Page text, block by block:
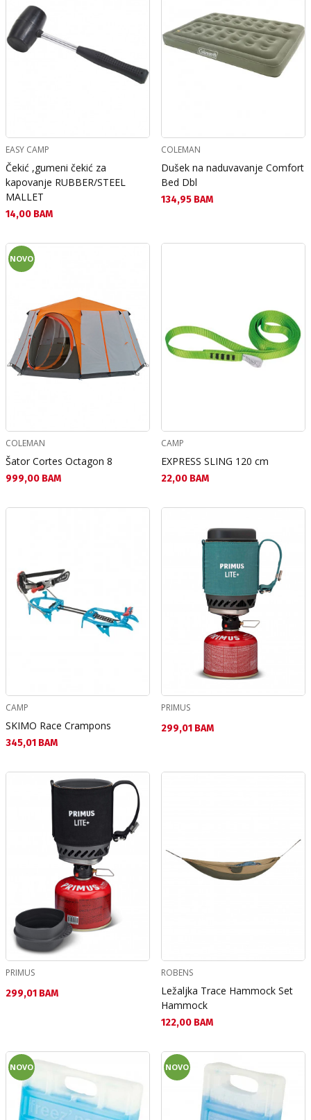
EASY CAMP
Čekić ,gumeni čekić za
kapovanje RUBBER/STEEL
MALLET
Текуща цена:
14,00 BAM
COLEMAN
Dušek na naduvavanje Comfort
Bed Dbl
Текуща цена:
134,95 BAM
NOVO
COLEMAN
Šator Cortes Octagon 8
Текуща цена:
999,00 BAM
CAMP
EXPRESS SLING 120 cm
Текуща цена:
22,00 BAM
CAMP
SKIMO Race Crampons
Текуща цена:
345,01 BAM
PRIMUS
Текуща цена:
299,01 BAM
PRIMUS
Текуща цена:
299,01 BAM
ROBENS
Ležaljka Trace Hammock Set
Hammock
Текуща цена:
122,00 BAM
NOVO NOVO